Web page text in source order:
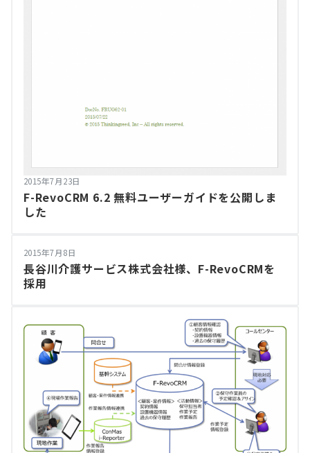
2015年7月23日
F-RevoCRM 6.2 無料ユーザーガイドを公開しま
した
2015年7月8日
長谷川介護サービス株式会社様、F-RevoCRMを
採用